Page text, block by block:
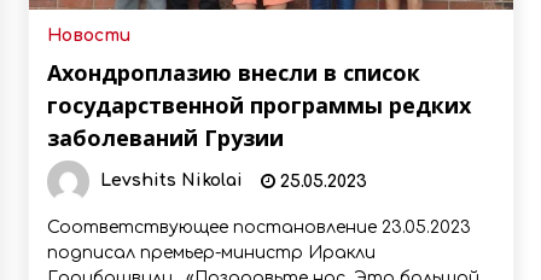
Новости
Ахондроплазию внесли в список
государственной программы редких
заболеваний Грузии
Levshits Nikolai 25.05.2023
Соответствующее постановление 23.05.2023
подписал премьер-министр Иракли